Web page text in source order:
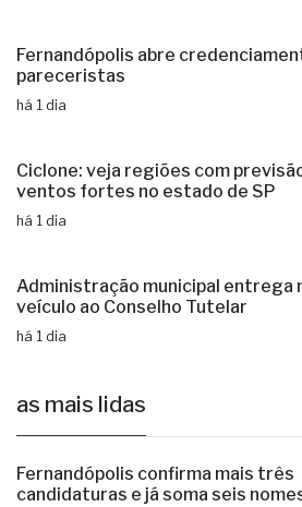
Fernandópolis abre
pareceristas
há 1 dia
Ciclone: veja regiões com
ventos fortes no estado de SP
há 1 dia
Administração municipal entrega
veículo ao Conselho Tutelar
há 1 dia
as mais lidas
Fernandópolis confirma mais três
candidaturas e já soma seis